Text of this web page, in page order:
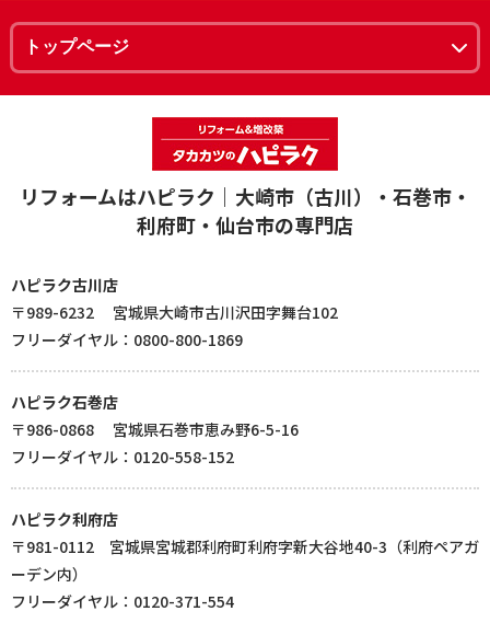
リフォームはハピラク｜大崎市（古川）・石巻市・
利府町・仙台市の専門店
ハピラク古川店
〒989-6232 宮城県大崎市古川沢田字舞台102
フリーダイヤル：0800-800-1869
ハピラク石巻店
〒986-0868 宮城県石巻市恵み野6-5-16
フリーダイヤル：0120-558-152
ハピラク利府店
〒981-0112 宮城県宮城郡利府町利府字新大谷地40-3（利府ペアガ
ーデン内）
フリーダイヤル：0120-371-554